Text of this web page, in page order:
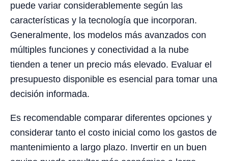
puede variar considerablemente según las
características y la tecnología que incorporan.
Generalmente, los modelos más avanzados con
múltiples funciones y conectividad a la nube
tienden a tener un precio más elevado. Evaluar el
presupuesto disponible es esencial para tomar una
decisión informada.
Es recomendable comparar diferentes opciones y
considerar tanto el costo inicial como los gastos de
mantenimiento a largo plazo. Invertir en un buen